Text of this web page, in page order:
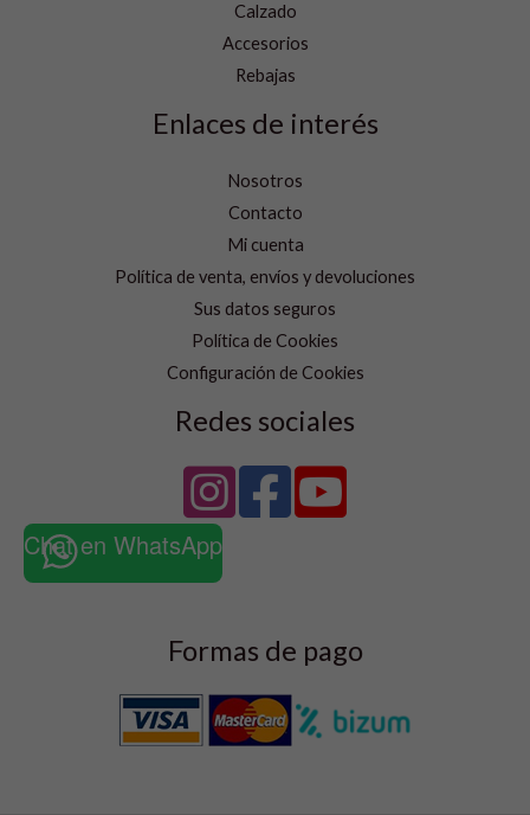
Calzado
Accesorios
Rebajas
Enlaces de interés
Nosotros
Contacto
Mi cuenta
Política de venta, envíos y devoluciones
Sus datos seguros
Política de Cookies
Configuración de Cookies
Redes sociales
Chat en WhatsApp
Formas de pago